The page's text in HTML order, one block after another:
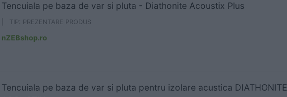
Tencuiala pe baza de var si pluta - Diathonite Acoustix Plus
| TIP: PREZENTARE PRODUS
nZEBshop.ro
Tencuiala pe baza de var si pluta pentru izolare acustica DIATHONITE